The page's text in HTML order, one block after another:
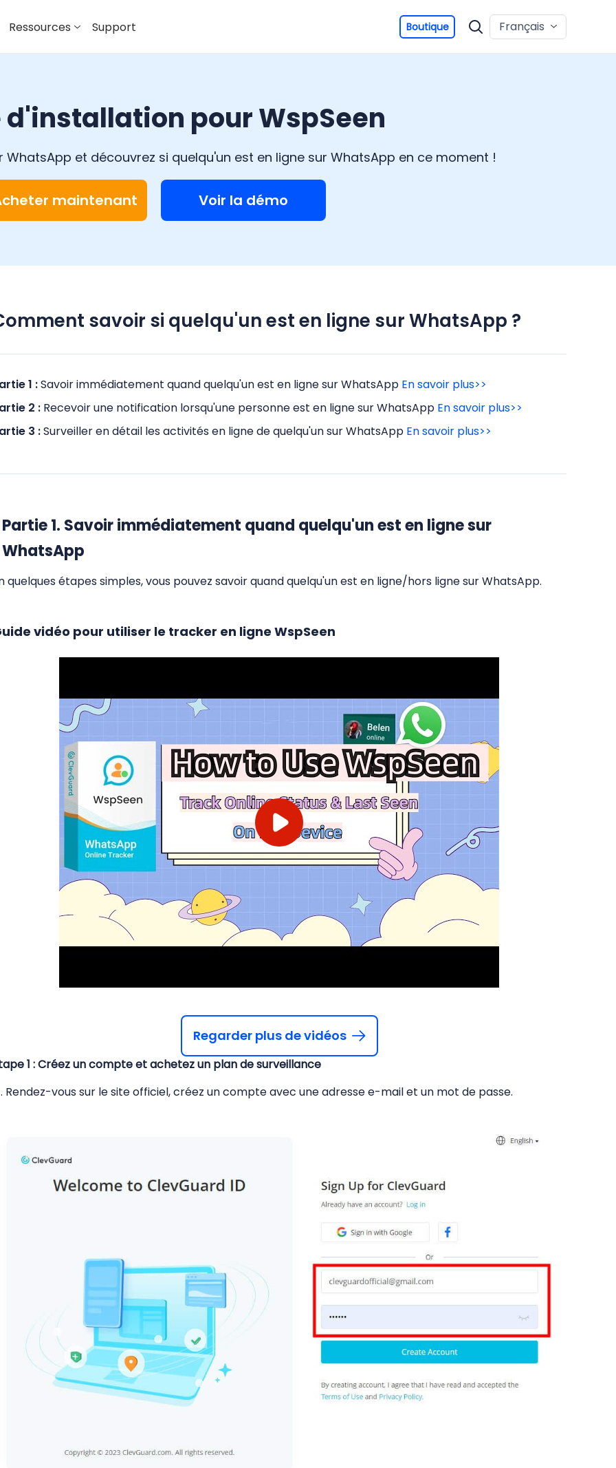
Ressources Support Boutique Français
d'installation pour WspSeen
WhatsApp et découvrez si quelqu'un est en ligne sur WhatsApp en ce moment !
maintenant Voir la démo
savoir si quelqu'un est en ligne sur WhatsApp ?
1 :Savoir immédiatement quand quelqu'un est en ligne sur WhatsApp En savoir plus>>
2 : Recevoir une notification lorsqu'une personne est en ligne sur WhatsApp En savoir plus>>
3 :Surveiller en détail les activités en ligne de quelqu'un sur WhatsApp En savoir plus>>
Partie 1. Savoir immédiatement quand quelqu'un est en ligne sur
WhatsApp
quelques étapes simples, vous pouvez savoir quand quelqu'un est en ligne/hors ligne sur WhatsApp.
vidéo pour utiliser le tracker en ligne WspSeen
Regarder plus de vidéos
1 : Créez un compte et achetez un plan de surveillance
Rendez-vous sur le site officiel, créez un compte avec une adresse e-mail et un mot de passe.